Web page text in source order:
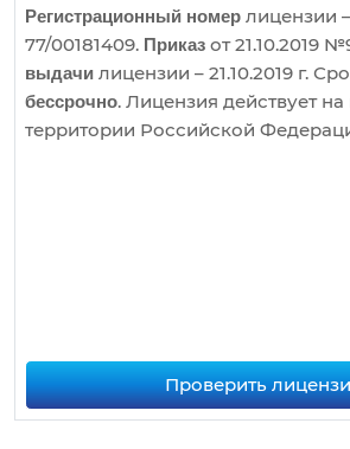
Регистрационный номер лицензии
77/00181409. Приказ от 21.10.2019
выдачи лицензии – 21.10.2019 г.
бессрочно. Лицензия действует на
территории Российской
Проверить